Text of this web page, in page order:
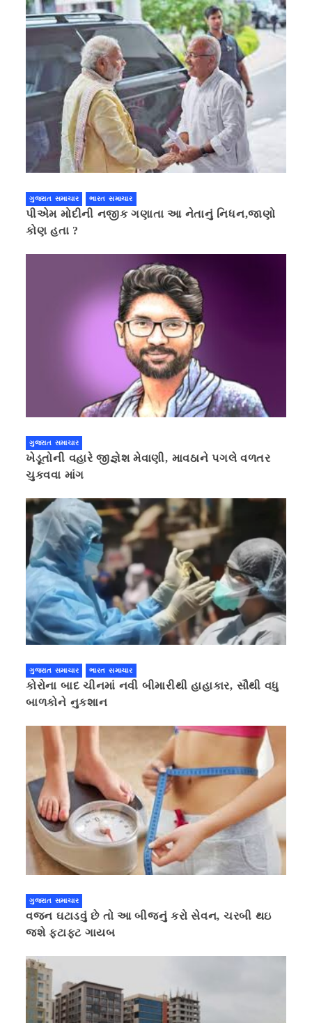
ગુજરાત સમાચાર ભારત સમાચાર
પીએમ મોદીની નજીક ગણાતા આ નેતાનું નિધન,જાણો
કોણ હતા ?
ગુજરાત સમાચાર
ખેડૂતોની વહારે જીજ્ઞેશ મેવાણી, માવઠાને પગલે વળતર
ચુકવવા માંગ
ગુજરાત સમાચાર ભારત સમાચાર
કોરોના બાદ ચીનમાં નવી બીમારીથી હાહાકાર, સૌથી વધુ
બાળકોને નુકશાન
ગુજરાત સમાચાર
વજન ઘટાડવું છે તો આ બીજનું કરો સેવન, ચરબી થઇ
જશે ફટાફટ ગાયબ